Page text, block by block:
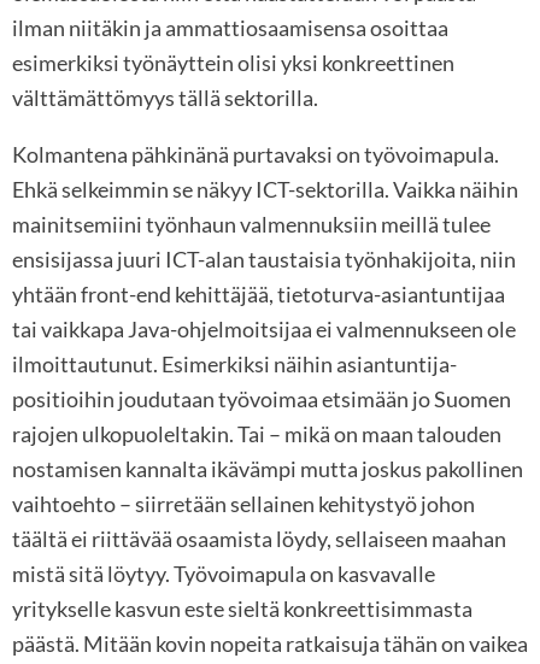
ilman niitäkin ja ammattiosaamisensa osoittaa
esimerkiksi työnäyttein olisi yksi konkreettinen
välttämättömyys tällä sektorilla.
Kolmantena pähkinänä purtavaksi on työvoimapula.
Ehkä selkeimmin se näkyy ICT-sektorilla. Vaikka näihin
mainitsemiini työnhaun valmennuksiin meillä tulee
ensisijassa juuri ICT-alan taustaisia työnhakijoita, niin
yhtään front-end kehittäjää, tietoturva-asiantuntijaa
tai vaikkapa Java-ohjelmoitsijaa ei valmennukseen ole
ilmoittautunut. Esimerkiksi näihin asiantuntija-
positioihin joudutaan työvoimaa etsimään jo Suomen
rajojen ulkopuoleltakin. Tai – mikä on maan talouden
nostamisen kannalta ikävämpi mutta joskus pakollinen
vaihtoehto – siirretään sellainen kehitystyö johon
täältä ei riittävää osaamista löydy, sellaiseen maahan
mistä sitä löytyy. Työvoimapula on kasvavalle
yritykselle kasvun este sieltä konkreettisimmasta
päästä. Mitään kovin nopeita ratkaisuja tähän on vaikea